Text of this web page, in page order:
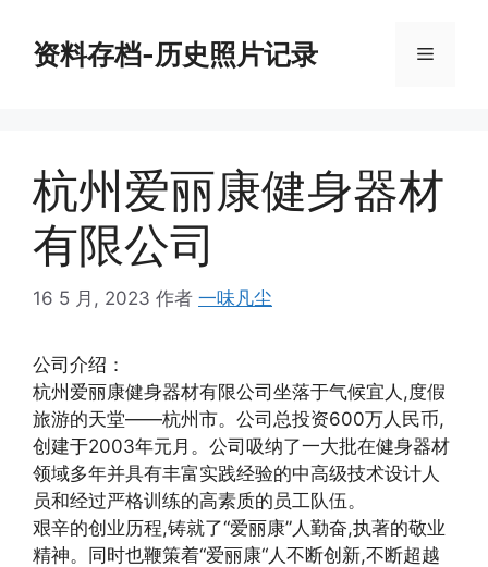
资料存档-历史照片记录 菜
杭州爱丽康健身器材
有限公司
16 5 月, 2023 作者 一味凡尘
公司介绍：
杭州爱丽康健身器材有限公司坐落于气候宜人,度假
旅游的天堂——杭州市。公司总投资600万人民币,
创建于2003年元月。公司吸纳了一大批在健身器材
领域多年并具有丰富实践经验的中高级技术设计人
员和经过严格训练的高素质的员工队伍。
艰辛的创业历程,铸就了“爱丽康”人勤奋,执著的敬业
精神。同时也鞭策着“爱丽康“人不断创新,不断超越